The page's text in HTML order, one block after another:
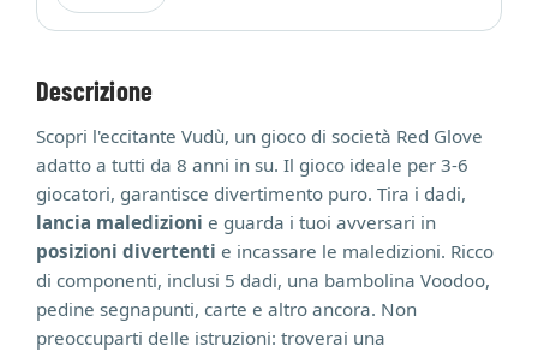
Descrizione
Scopri l'eccitante Vudù, un gioco di società Red Glove
adatto a tutti da 8 anni in su. Il gioco ideale per 3-6
giocatori, garantisce divertimento puro. Tira i dadi,
lancia maledizioni e guarda i tuoi avversari in
posizioni divertenti e incassare le maledizioni. Ricco
di componenti, inclusi 5 dadi, una bambolina Voodoo,
pedine segnapunti, carte e altro ancora. Non
preoccuparti delle istruzioni: troverai una